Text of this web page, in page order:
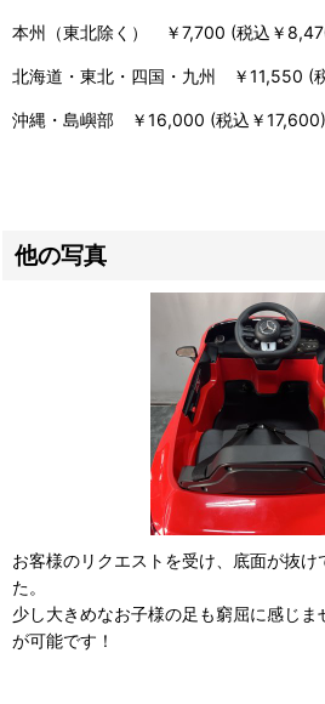
本州（東北除く） ￥7,700 (税込￥
北海道・東北・四国・九州 ￥11,550 (
沖縄・島嶼部 ￥16,000 (税込￥17,600)
他の写真
お客様のリクエストを受け、底面が抜け
た。
少し大きめなお子様の足も窮屈に感じ
が可能です！